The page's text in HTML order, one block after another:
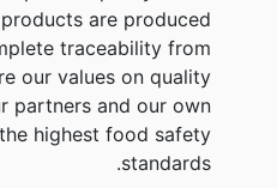
are produced
traceability from
our values on quality
partners and our own
highest food safety
standards.